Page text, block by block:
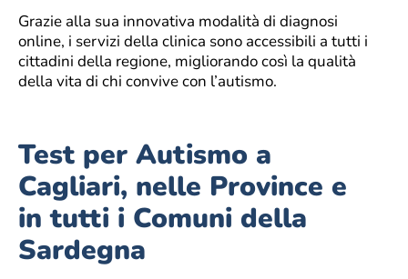
Grazie alla sua innovativa modalità di diagnosi
online, i servizi della clinica sono accessibili a tutti i
cittadini della regione, migliorando così la qualità
della vita di chi convive con l’autismo.
Test per Autismo a
Cagliari, nelle Province e
in tutti i Comuni della
Sardegna